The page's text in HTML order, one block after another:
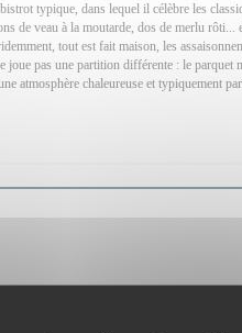
typique, dans lequel il célèbre les
de veau à la moutarde, dos de merlu rôti...
tout est fait maison, les
joue pas une partition différente : le parquet
atmosphère chaleureuse et typiquement
NOUVELLE FENÊTRE))